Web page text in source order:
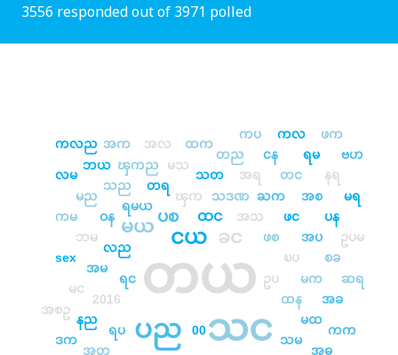
3556 responded out of 3971 polled
တယ
သင
ပည
ငယ ခင
မယ ပစ ထင
အသ
ဖစ
ရမယ
00
ဥပ
ရင
ရပ
လည
ၾက သဒဏ ႀက
ဖင
ၿပ
ထန
သမ
2016
သည
ဝန
တရ
အတ
အမ
သတ အရ တင
အစ
ၾကည
အပ
ဘယ မသ
မက
မထ
နည
ဘမ
မည
အဓ
မင
တည ငန
ရမ
နရ
ပန
စခ
အခ
ကလည အက
ဒက
sex
အလ
ကမ
လမ
ထက
ကက
အစဥ
ကပ ကလ
ဖက
ဗဟ
မရ
ဥပမ
ဆရ